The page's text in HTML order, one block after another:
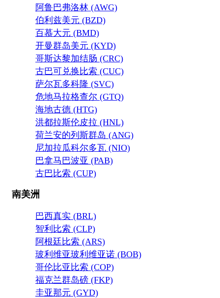
阿鲁巴弗洛林 (AWG)
伯利兹美元 (BZD)
百慕大元 (BMD)
开曼群岛美元 (KYD)
哥斯达黎加结肠 (CRC)
古巴可兑换比索 (CUC)
萨尔瓦多科隆 (SVC)
危地马拉格查尔 (GTQ)
海地古德 (HTG)
洪都拉斯伦皮拉 (HNL)
荷兰安的列斯群岛 (ANG)
尼加拉瓜科尔多瓦 (NIO)
巴拿马巴波亚 (PAB)
古巴比索 (CUP)
南美洲
巴西真实 (BRL)
智利比索 (CLP)
阿根廷比索 (ARS)
玻利维亚玻利维亚诺 (BOB)
哥伦比亚比索 (COP)
福克兰群岛磅 (FKP)
圭亚那元 (GYD)